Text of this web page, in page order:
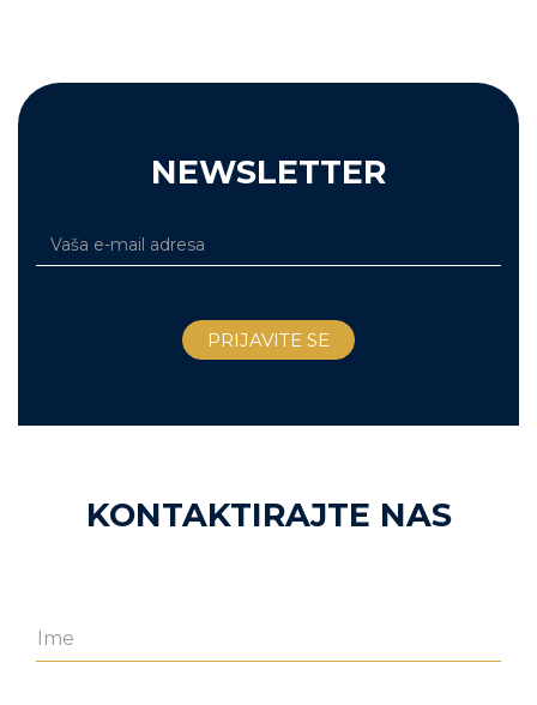
NEWSLETTER
KONTAKTIRAJTE NAS